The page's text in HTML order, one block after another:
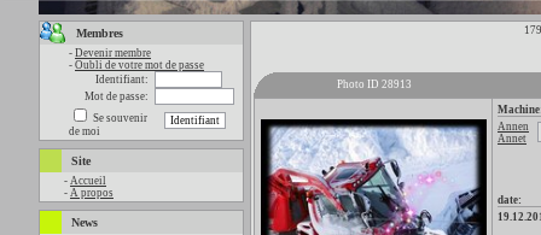
Membres
- Devenir membre
- Oubli de votre mot de passe
Identifiant:
Mot de passe:
Se souvenir
de moi
Site
- Accueil
- A propos
News
Photo ID 28913
Annen
Annet
date: